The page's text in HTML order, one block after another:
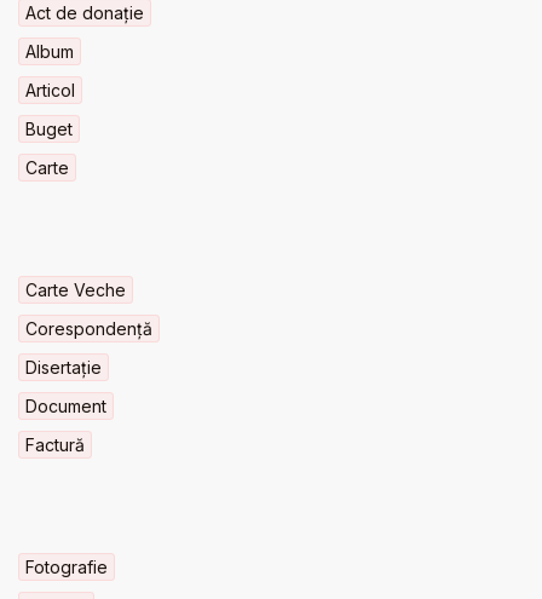
Act de donație
Album
Articol
Buget
Carte
Carte Veche
Corespondență
Disertație
Document
Factură
Fotografie